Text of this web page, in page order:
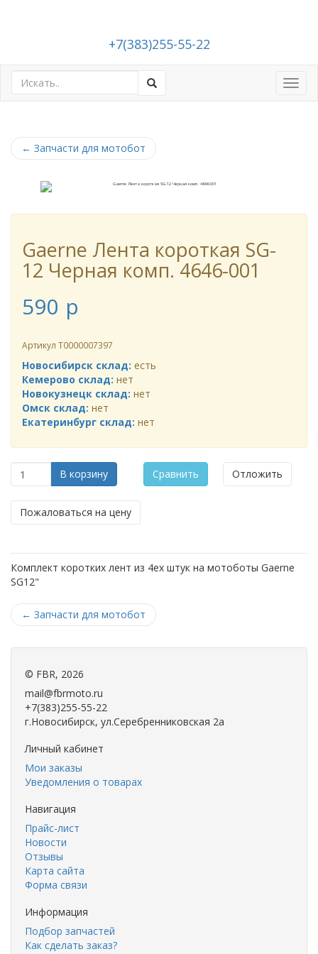
+7(383)255-55-22
← Запчасти для мотобот
Gaerne Лента короткая SG-
12 Черная комп. 4646-001
590 p
Артикул Т0000007397
Новосибирск склад: есть
Кемерово склад: нет
Новокузнецк склад: нет
Омск склад: нет
Екатеринбург склад: нет
В корзину Сравнить Отложить
Пожаловаться на цену
Комплект коротких лент из 4ех штук на мотоботы Gaerne
SG12"
← Запчасти для мотобот
© FBR, 2026
mail@fbrmoto.ru
+7(383)255-55-22
г.Новосибирск, ул.Серебренниковская 2а
Личный кабинет
Мои заказы
Уведомления о товарах
Навигация
Прайс-лист
Новости
Отзывы
Карта сайта
Форма связи
Информация
Подбор запчастей
Как сделать заказ?